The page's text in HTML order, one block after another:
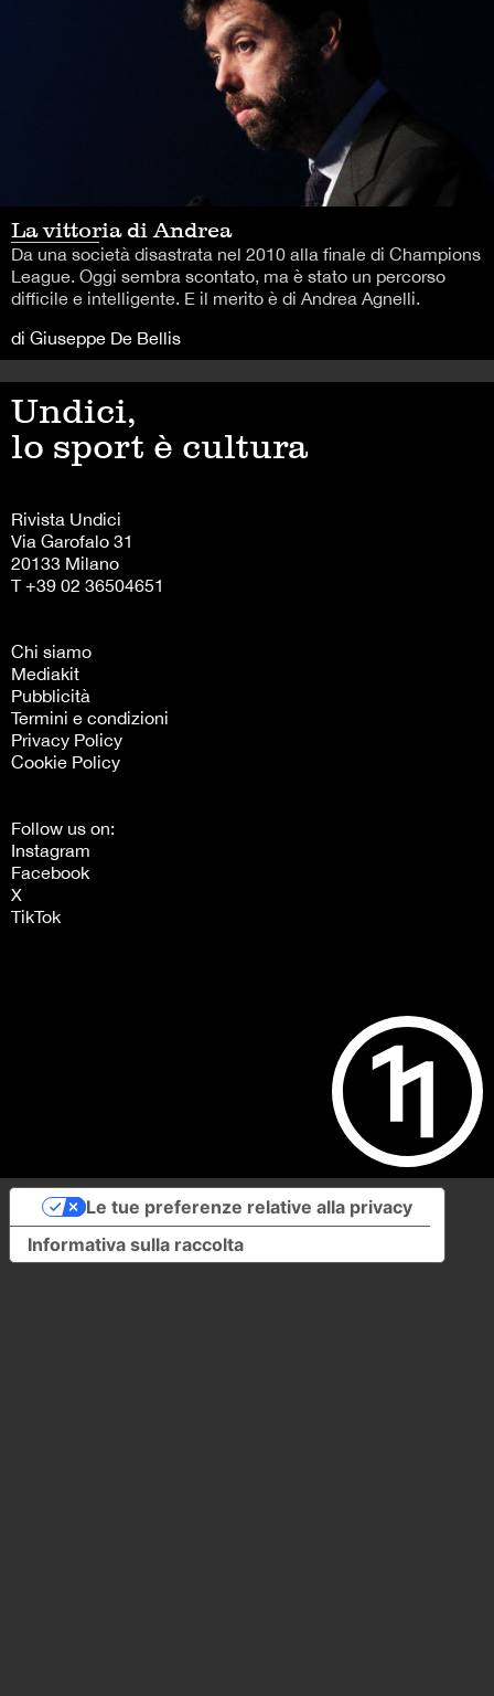
La vittoria di Andrea
Da una società disastrata nel 2010 alla finale di Champions
League. Oggi sembra scontato, ma è stato un percorso
difficile e intelligente. E il merito è di Andrea Agnelli.
di Giuseppe De Bellis
Undici,
lo sport è cultura
Rivista Undici
Via Garofalo 31
20133 Milano
T +39 02 36504651
Chi siamo
Mediakit
Pubblicità
Termini e condizioni
Privacy Policy
Cookie Policy
Follow us on:
Instagram
Facebook
X
TikTok
Informativa sulla raccolta
Le tue preferenze relative alla privacy